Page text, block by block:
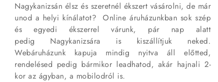
Nagykanizsán élsz és szeretnél ékszert vásárolni, de már
unod a helyi kínálatot? Online áruházunkban sok szép
és egyedi ékszerrel várunk, pár nap alatt
pedig Nagykanizsára is kiszállítjuk neked.
Webáruházunk kapuja mindig nyitva áll előtted,
rendelésed pedig bármikor leadhatod, akár hajnali 2-
kor az ágyban, a mobilodról is.